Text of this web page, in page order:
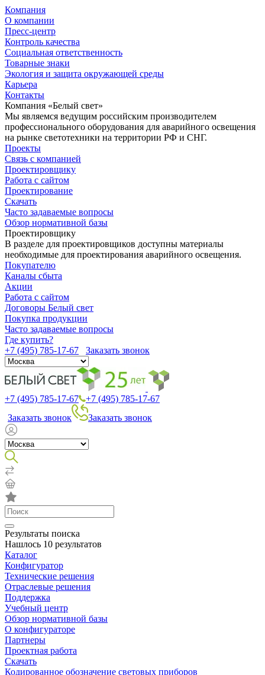
Компания
О компании
Пресс-центр
Контроль качества
Социальная ответственность
Товарные знаки
Экология и защита окружающей среды
Карьера
Контакты
Компания «Белый свет»
Мы являемся ведущим российским производителем
профессионального оборудования для аварийного освещения
на рынке светотехники на территории РФ и СНГ.
Проекты
Связь с компанией
Проектировщику
Работа с сайтом
Проектирование
Скачать
Часто задаваемые вопросы
Обзор нормативной базы
Проектировщику
В разделе для проектировщиков доступны материалы
необходимые для проектирования аварийного освещения.
Покупателю
Каналы сбыта
Акции
Работа с сайтом
Договоры Белый свет
Покупка продукции
Часто задаваемые вопросы
Где купить?
+7 (495) 785-17-67
Заказать звонок
+7 (495) 785-17-67
+7 (495) 785-17-67
Заказать звонок
Заказать звонок
Результаты поиска
Нашлось 10 результатов
Каталог
Конфигуратор
Технические решения
Отраслевые решения
Поддержка
Учебный центр
Обзор нормативной базы
О конфигураторе
Партнеры
Проектная работа
Скачать
Кодированное обозначение световых приборов